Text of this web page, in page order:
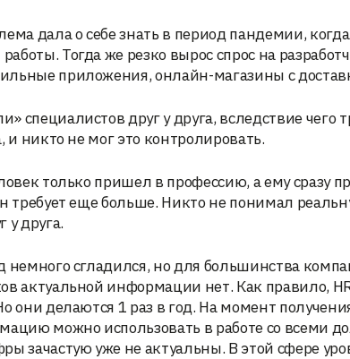
дала о себе знать в период пандемии,
Тогда же резко вырос спрос на
приложения, онлайн-магазины с
специалистов друг у друга, вследствие чего
и никто не мог это контролировать.
только пришел в профессию, а ему сразу
требует еще больше. Никто не понимал
у друга.
немного сгладился, но для большинства
актуальной информации нет. Как правило,
они делаются 1 раз в год. На момент
можно использовать в работе со всеми
зачастую уже не актуальны. В этой сфере